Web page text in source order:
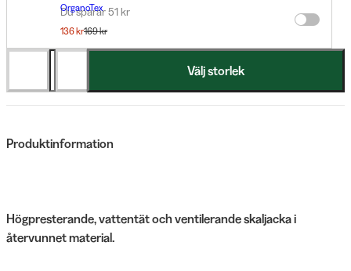
Du sparar 51 kr
OrganoTex
BioCare Sport Textile Wash 500 ml
136 kr169 kr
Välj storlek
Produktinformation
Högpresterande, vattentät och ventilerande skaljacka i
återvunnet material.